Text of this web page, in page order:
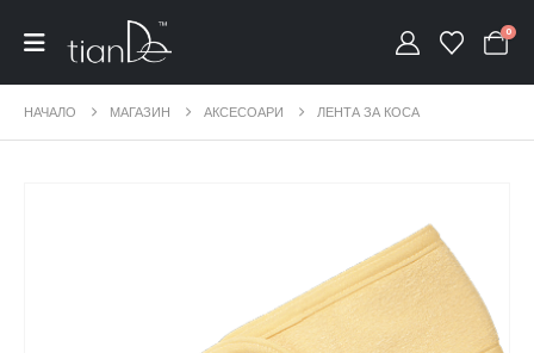
0
НАЧАЛО МАГАЗИН АКСЕСОАРИ ЛЕНТА ЗА КОСА